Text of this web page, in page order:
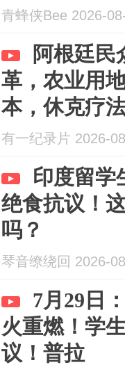
青蜂侠Bee 2026-
阿根廷民
革，农业用
本，休克疗
有一纪录片 2026-
印度留学
绝食抗议！
吗？
琴音缭绕回 2026-
7月29日
火重燃！学
议！普拉